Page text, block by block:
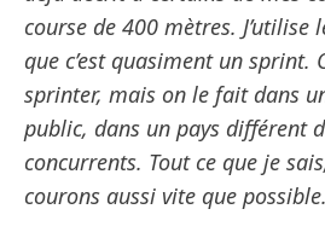
course de 400 mètres. J’utilise
que c’est quasiment un sprint.
sprinter, mais on le fait dans
public, dans un pays différent
concurrents. Tout ce que je
courons aussi vite que